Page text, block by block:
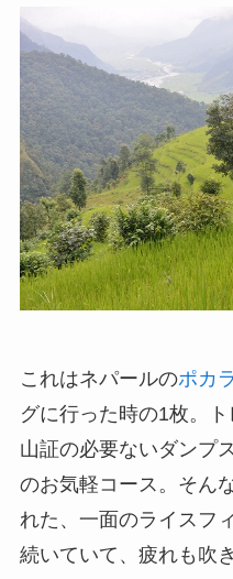
これはネパールのポカラ
グに行った時の1枚。
山証の必要ないダンプ
のお気軽コース。そん
れた、一面のライスフ
続いていて、疲れも吹